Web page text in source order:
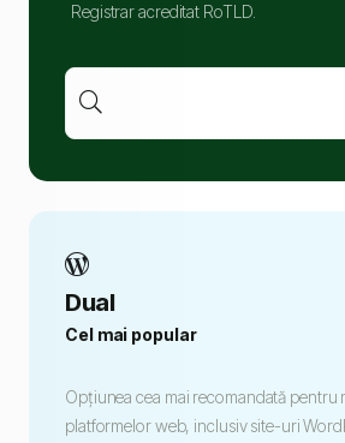
Registrar acreditat RoTLD.
Dual
Cel mai popular
Opțiunea cea mai recomandată pentru
platformelor web, inclusiv site-uri